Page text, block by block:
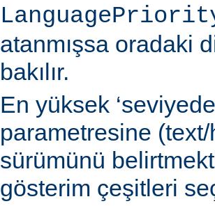
atanmışsa oradaki
bakılır.
En yüksek
parametresine
sürümünü
gösterim çeşitleri